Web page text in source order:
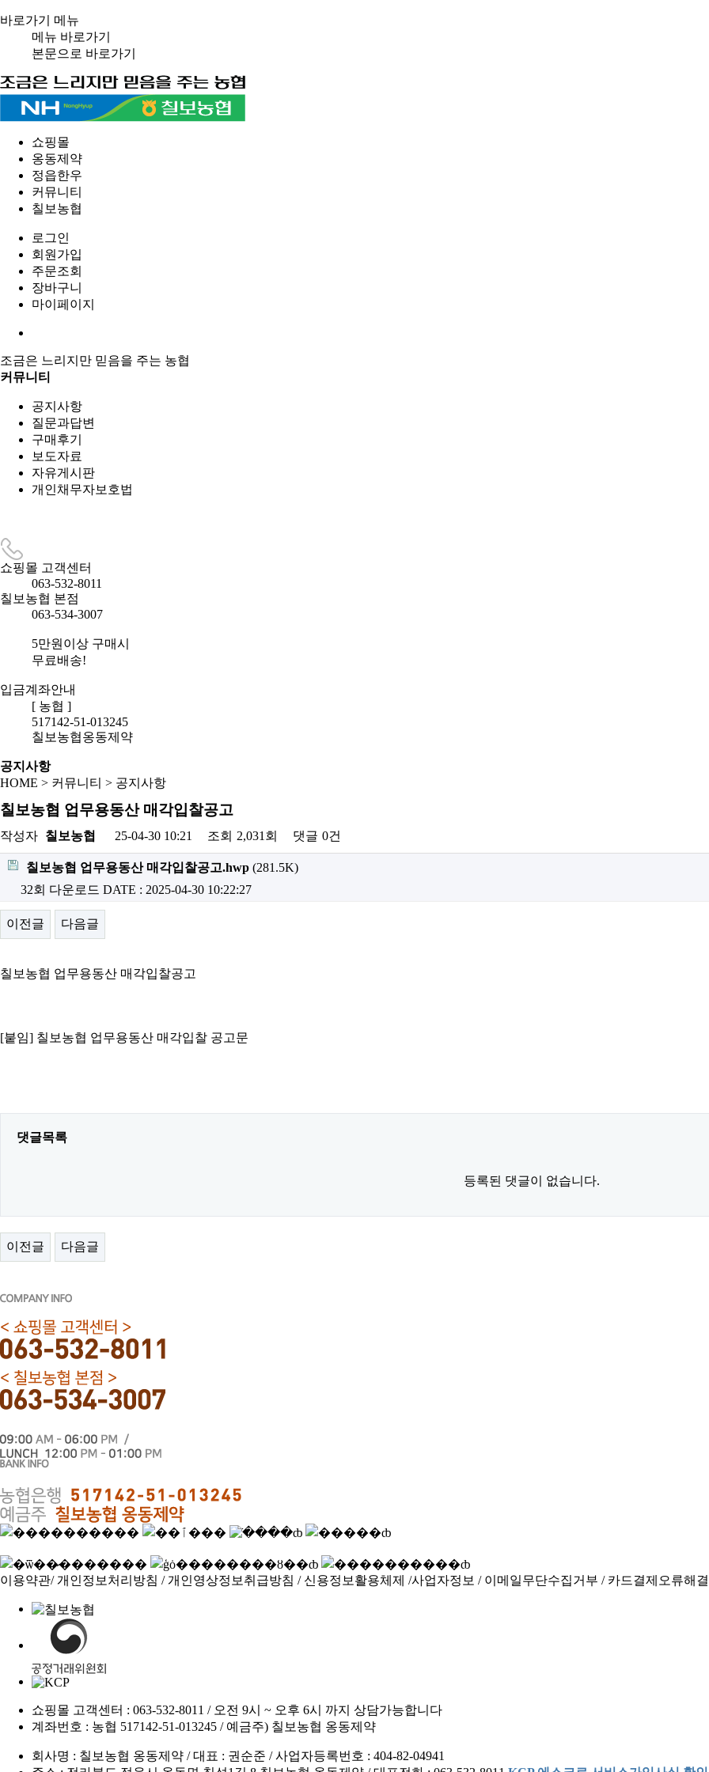
바로가기 메뉴
메뉴 바로가기
본문으로 바로가기
쇼핑몰
옹동제약
정읍한우
커뮤니티
칠보농협
로그인
회원가입
주문조회
장바구니
마이페이지
조금은 느리지만 믿음을 주는 농협
커뮤니티
공지사항
질문과답변
구매후기
보도자료
자유게시판
개인채무자보호법
쇼핑몰 고객센터
063-532-8011
칠보농협 본점
063-534-3007
5만원이상 구매시
무료배송!
입금계좌안내
[ 농협 ]
517142-51-013245
칠보농협옹동제약
공지사항
HOME > 커뮤니티 > 공지사항
칠보농협 업무용동산 매각입찰공고
작성자 칠보농협 25-04-30 10:21 조회 2,031회 댓글 0건
칠보농협 업무용동산 매각입찰공고.hwp (281.5K)
32회 다운로드 DATE : 2025-04-30 10:22:27
이전글 다음글
칠보농협 업무용동산 매각입찰공고
[붙임] 칠보농협 업무용동산 매각입찰 공고문
댓글목록
등록된 댓글이 없습니다.
이전글 다음글
이용약관/개인정보처리방침 /개인영상정보취급방침 / 신용정보활용체제 /사업자정보 / 이메일무단수집거부 / 카드결제오류해결
쇼핑몰 고객센터 : 063-532-8011 / 오전 9시 ~ 오후 6시 까지 상담가능합니다
계좌번호 : 농협 517142-51-013245 / 예금주) 칠보농협 옹동제약
회사명 : 칠보농협 옹동제약 / 대표 : 권순준 / 사업자등록번호 : 404-82-04941